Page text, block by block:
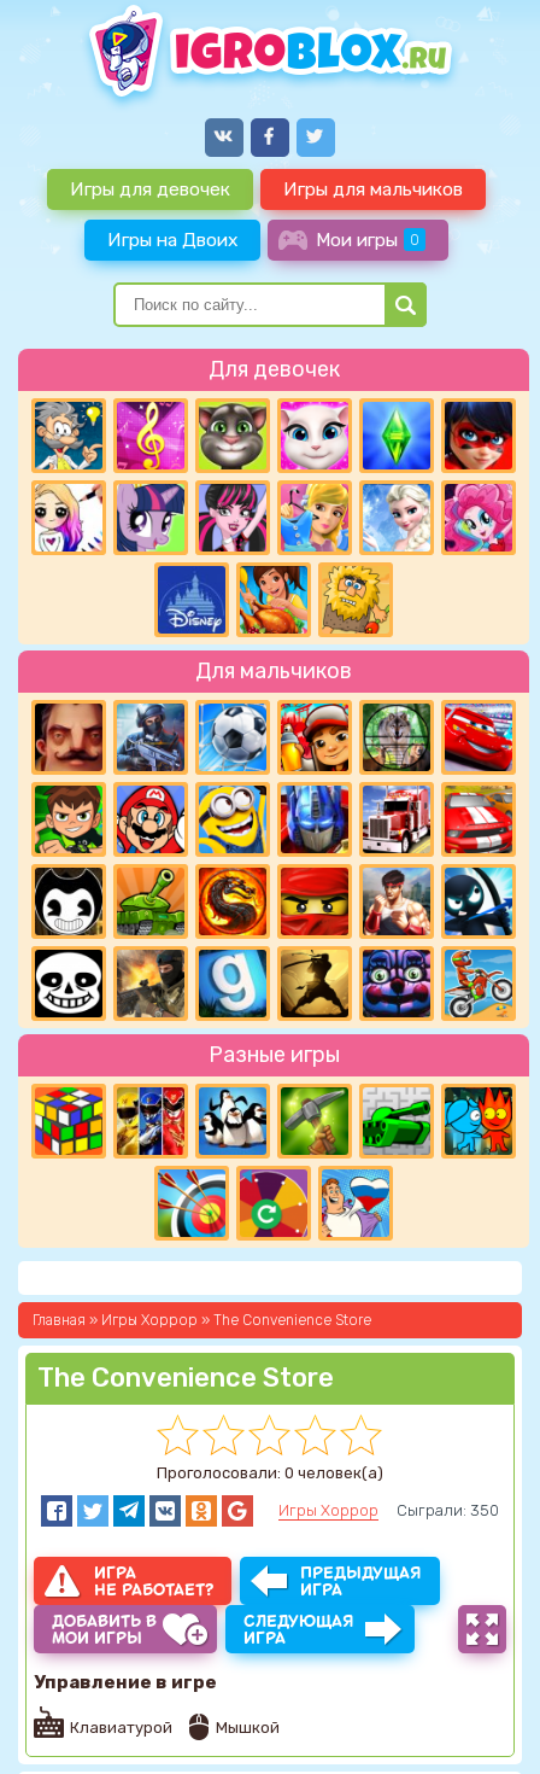
Игры для девочек Игры для мальчиков
Игры на Двоих Мои игры 0
Для девочек
Для мальчиков
Разные игры
Главная » Игры Хоррор » The Convenience Store
The Convenience Store
Проголосовали: 0 человек(а)
Игры Хоррор Сыграли: 350
ИГРА
НЕ РАБОТАЕТ?
ПРЕДЫДУЩАЯ
ИГРА
ДОБАВИТЬ В
МОИ ИГРЫ
СЛЕДУЮЩАЯ
ИГРА
Управление в игре
Клавиатурой Мышкой